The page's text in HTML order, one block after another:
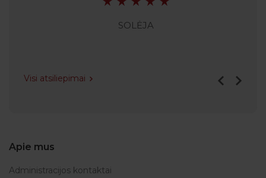
SOLĖJA
Visi atsiliepimai
Apie mus
Administracijos kontaktai